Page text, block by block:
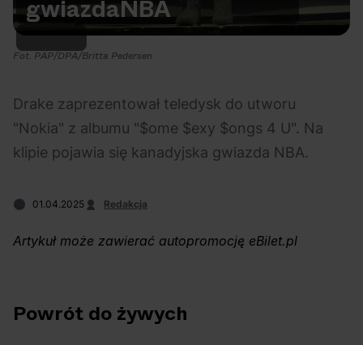
Na czasie
Polecane Scena Impostora 06.08.2026
prawdziwym fanem
Chivasa?
eBilet Festiwal 05.08.2026
jednoczącą fanów
gwiazdaNBA
Fot. PAP/DPA/Britta Pedersen
Drake zaprezentował teledysk do utworu
"Nokia" z albumu "$ome $exy $ongs 4 U". Na
klipie pojawia się kanadyjska gwiazda NBA.
01.04.2025 Redakcja
Artykuł może zawierać autopromocję eBilet.pl
Powrót do żywych